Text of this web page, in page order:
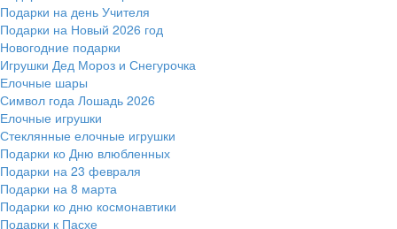
Подарки на день Учителя
Подарки на Новый 2026 год
Новогодние подарки
Игрушки Дед Мороз и Снегурочка
Елочные шары
Символ года Лошадь 2026
Елочные игрушки
Стеклянные елочные игрушки
Подарки ко Дню влюбленных
Подарки на 23 февраля
Подарки на 8 марта
Подарки ко дню космонавтики
Подарки к Пасхе